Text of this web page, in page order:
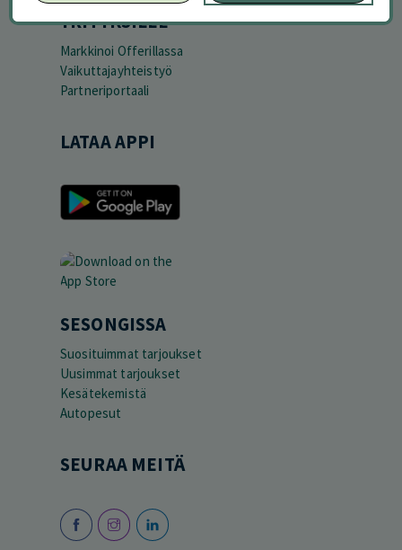
YRITYKSILLE
Markkinoi Offerillassa
Vaikuttajayhteistyö
Partneriportaali
LATAA APPI
SESONGISSA
Suosituimmat tarjoukset
Uusimmat tarjoukset
Kesätekemistä
Autopesut
SEURAA MEITÄ